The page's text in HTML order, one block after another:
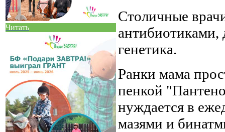
Читать
Столичные
антибиотиками,
генетика.
Ранки мама
пенкой
нуждается в
мазями и